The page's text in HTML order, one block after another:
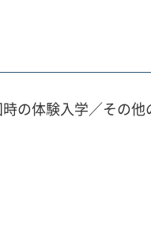
の体験入学／その